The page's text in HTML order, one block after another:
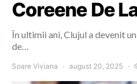
Coreene De
În ultimii ani, Clujul a devenit
de…
Soare Viviana august 20, 2025